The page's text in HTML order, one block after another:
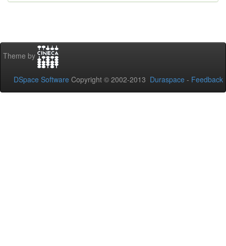
Theme by
DSpace Software Copyright © 2002-2013 Duraspace - Feedback